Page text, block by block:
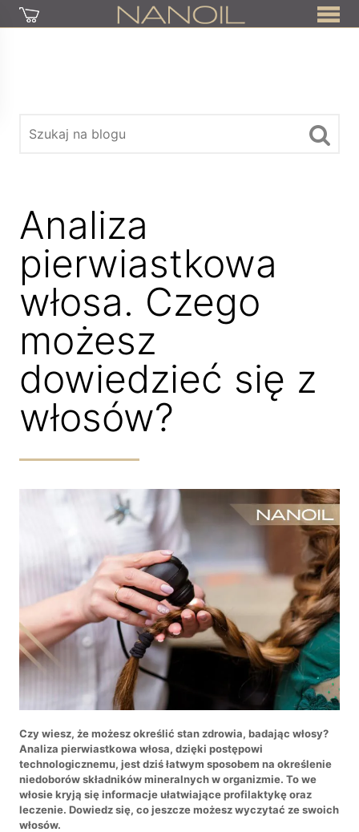
Analiza
pierwiastkowa
włosa. Czego
możesz
dowiedzieć się z
włosów?
Czy wiesz, że możesz określić stan zdrowia, badając włosy?
Analiza pierwiastkowa włosa, dzięki postępowi
technologicznemu, jest dziś łatwym sposobem na określenie
niedoborów składników mineralnych w organizmie. To we
włosie kryją się informacje ułatwiające profilaktykę oraz
leczenie. Dowiedz się, co jeszcze możesz wyczytać ze swoich
włosów.